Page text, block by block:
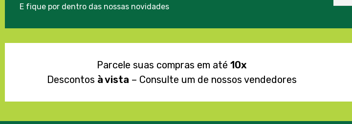
E fique por dentro das nossas novidades
Parcele suas compras em até 10x
Descontos à vista – Consulte um de nossos vendedores